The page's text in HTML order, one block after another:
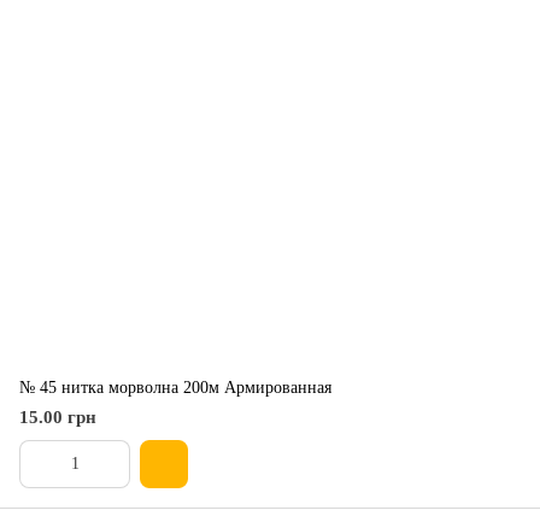
№ 45 нитка морволна 200м Армированная
15.00 грн